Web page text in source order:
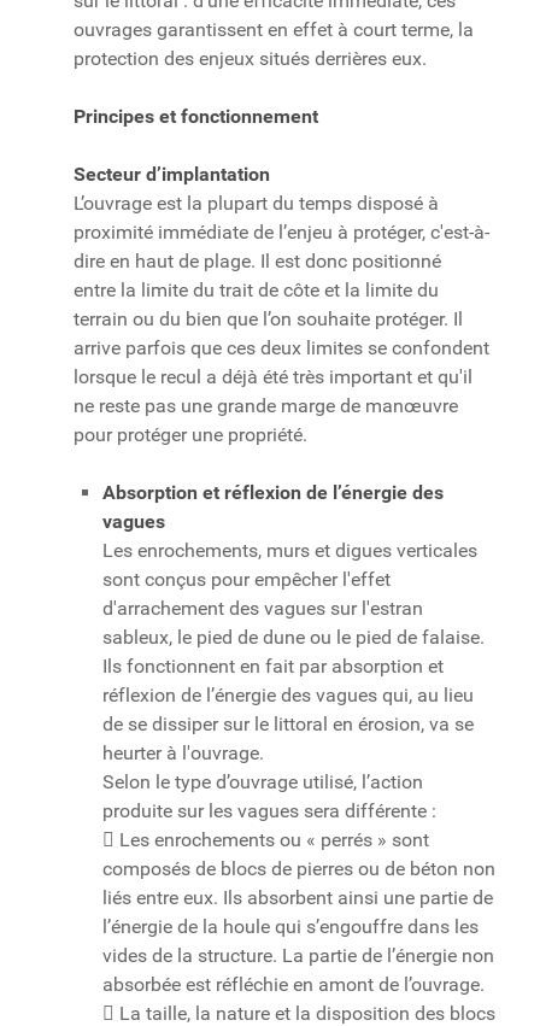
ouvrages garantissent en effet à court terme, la
protection des enjeux situés derrières eux.
Principes et fonctionnement
Secteur d’implantation
L’ouvrage est la plupart du temps disposé à
proximité immédiate de l’enjeu à protéger, c'est-à-
dire en haut de plage. Il est donc positionné
entre la limite du trait de côte et la limite du
terrain ou du bien que l’on souhaite protéger. Il
arrive parfois que ces deux limites se confondent
lorsque le recul a déjà été très important et qu'il
ne reste pas une grande marge de manœuvre
pour protéger une propriété.
Absorption et réflexion de l’énergie des
vagues
Les enrochements, murs et digues verticales
sont conçus pour empêcher l'effet
d'arrachement des vagues sur l'estran
sableux, le pied de dune ou le pied de falaise.
Ils fonctionnent en fait par absorption et
réflexion de l’énergie des vagues qui, au lieu
de se dissiper sur le littoral en érosion, va se
heurter à l'ouvrage.
Selon le type d’ouvrage utilisé, l’action
produite sur les vagues sera différente :
 Les enrochements ou « perrés » sont
composés de blocs de pierres ou de béton non
liés entre eux. Ils absorbent ainsi une partie de
l’énergie de la houle qui s’engouffre dans les
vides de la structure. La partie de l’énergie non
absorbée est réfléchie en amont de l’ouvrage.
 La taille, la nature et la disposition des blocs